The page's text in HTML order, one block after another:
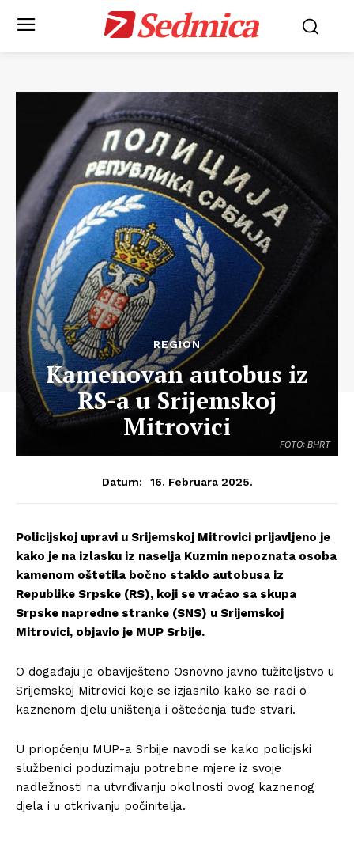
Sedmica
FOTO: BHRT
REGION
Kamenovan autobus iz
RS-a u Srijemskoj
Mitrovici
Datum: 16. Februara 2025.
Policijskoj upravi u Srijemskoj Mitrovici prijavljeno je
kako je na izlasku iz naselja Kuzmin nepoznata osoba
kamenom oštetila bočno staklo autobusa iz
Republike Srpske (RS), koji se vraćao sa skupa
Srpske napredne stranke (SNS) u Srijemskoj
Mitrovici, objavio je MUP Srbije.
O događaju je obaviješteno Osnovno javno tužiteljstvo u
Srijemskoj Mitrovici koje se izjasnilo kako se radi o
kaznenom djelu uništenja i oštećenja tuđe stvari.
U priopćenju MUP-a Srbije navodi se kako policijski
službenici poduzimaju potrebne mjere iz svoje
nadležnosti na utvrđivanju okolnosti ovog kaznenog
djela i u otkrivanju počinitelja.